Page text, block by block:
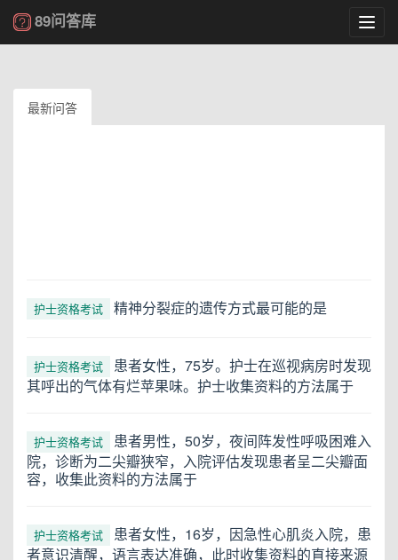
89问答库
最新问答
护士资格考试 精神分裂症的遗传方式最可能的是
护士资格考试
患者女性，75岁。护士在巡视病房时发现
其呼出的气体有烂苹果味。护士收集资料的方法属于
护士资格考试
患者男性，50岁，夜间阵发性呼吸困难入
院，诊断为二尖瓣狭窄，入院评估发现患者呈二尖瓣面
容，收集此资料的方法属于
护士资格考试
患者女性，16岁，因急性心肌炎入院，患
者意识清醒，语言表达准确，此时收集资料的直接来源